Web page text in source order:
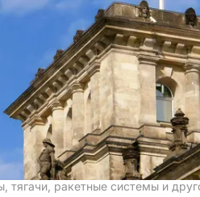
тягачи, ракетные системы и